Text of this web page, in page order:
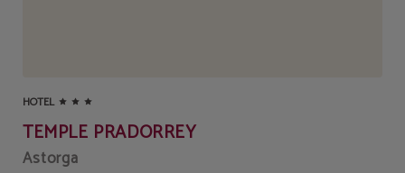
HOTEL
TEMPLE PRADORREY
Astorga